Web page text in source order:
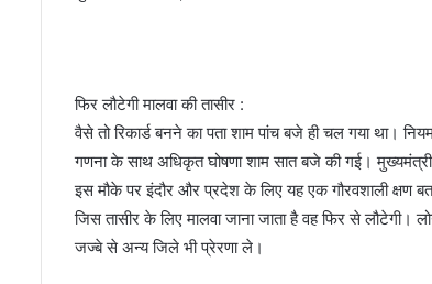
फिर लौटेगी मालवा की तासीर :
वैसे तो रिकार्ड बनने का पता शाम पांच बजे ही चल गया था।
गणना के साथ अधिकृत घोषणा शाम सात बजे की गई। मुख्यमंत्री
इस मौके पर इंदौर और प्रदेश के लिए यह एक गौरवशाली क्षण
जिस तासीर के लिए मालवा जाना जाता है वह फिर से लौटेगी।
जज्बे से अन्य जिले भी प्रेरणा ले।